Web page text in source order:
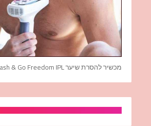
מכשיר להסרת שיער Silkn Flash & Go Freedom IPL